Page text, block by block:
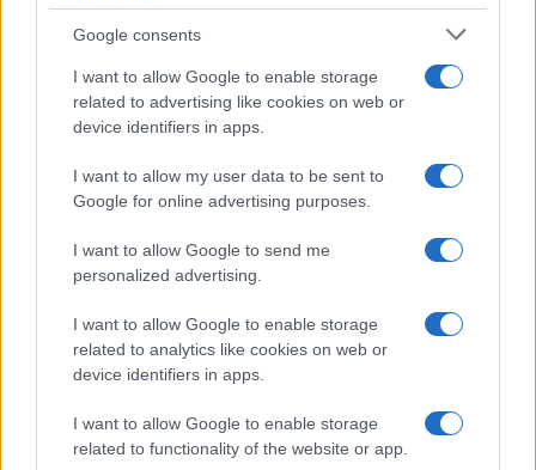
Google consents
I want to allow Google to enable storage
related to advertising like cookies on web or
device identifiers in apps.
I want to allow my user data to be sent to
Google for online advertising purposes.
I want to allow Google to send me
personalized advertising.
I want to allow Google to enable storage
related to analytics like cookies on web or
device identifiers in apps.
I want to allow Google to enable storage
related to functionality of the website or app.
Condividi l'articolo
F
a
ce
b
o
o
T
w
it
te
r
Pi
n
te
re
st
W
h
at
s
A
p
p
S
h
re
Prossimo articolo
NOTIZIE RECENTI
Film internazionale, casting per comparse in
Costa Smeralda
Porto Rotondo ospita la grande sfida della vela